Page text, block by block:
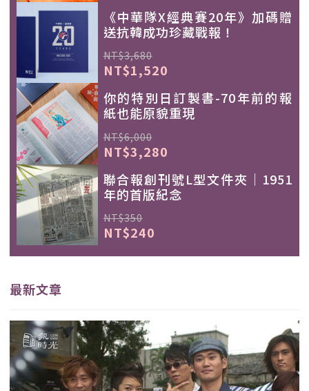
《中華隊X經典賽20年》加碼贈
送抗韓成功珍藏戰報！
NT$3,680
NT$1,520
你的特別日訂製書-70年前的報
紙也能原貌重現
NT$6,000
NT$3,280
聯合報創刊號L型文件夾｜1951
年的首版紀念
NT$350
NT$240
最新文章